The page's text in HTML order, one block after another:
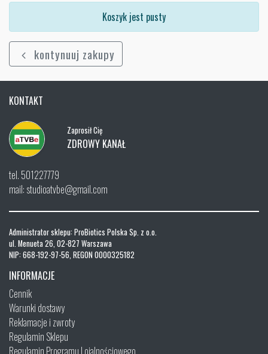
Koszyk jest pusty
kontynuuj zakupy
KONTAKT
Zaprosił Cię
ZDROWY KANAŁ
tel. 501227779
mail: studioatvbe@gmail.com
Administrator sklepu: ProBiotics Polska Sp. z o.o.
ul. Menueta 26, 02-827 Warszawa
NIP: 668-192-97-56, REGON 0000325182
INFORMACJE
Cennik
Warunki dostawy
Reklamacje i zwroty
Regulamin Sklepu
Regulamin Programu Lojalnościowego